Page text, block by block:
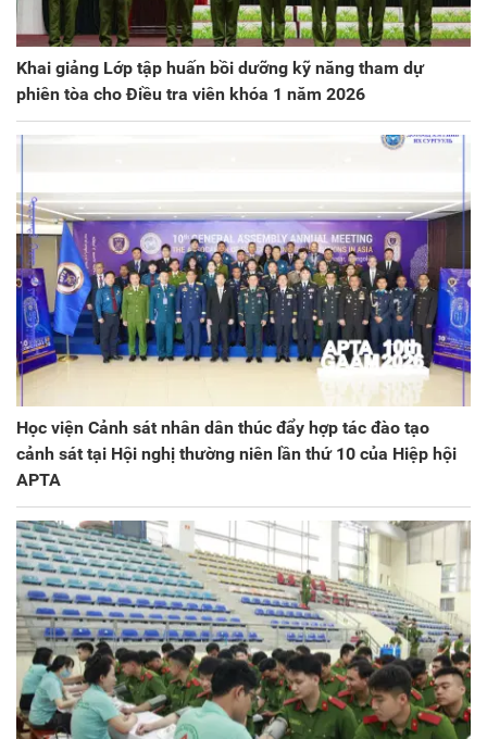
Khai giảng Lớp tập huấn bồi dưỡng kỹ năng tham dự
phiên tòa cho Điều tra viên khóa 1 năm 2026
Học viện Cảnh sát nhân dân thúc đẩy hợp tác đào tạo
cảnh sát tại Hội nghị thường niên lần thứ 10 của Hiệp hội
APTA